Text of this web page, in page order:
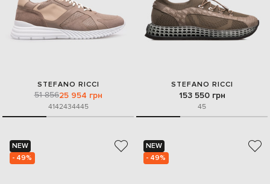
STEFANO RICCI
51 85625 954 грн
4142434445
STEFANO RICCI
153 550 грн
45
NEW
- 49%
NEW
- 49%